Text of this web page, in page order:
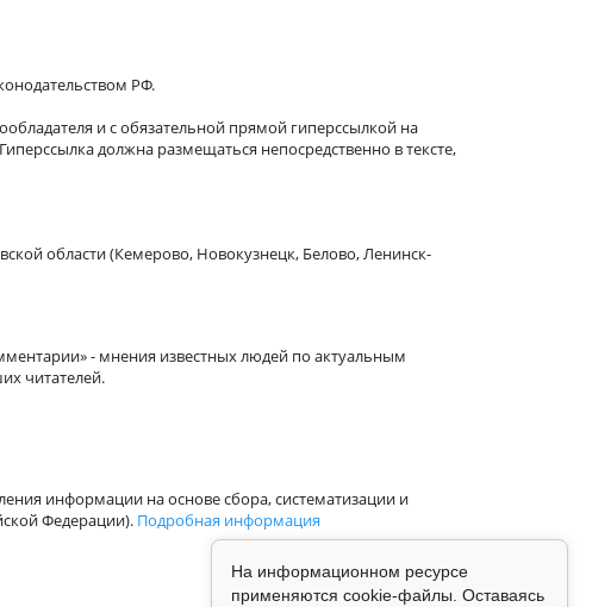
РФ.
и с обязательной прямой гиперссылкой на
должна размещаться непосредственно в тексте,
области (Кемерово, Новокузнецк, Белово, Ленинск-
- мнения известных людей по актуальным
читателей.
информации на основе сбора, систематизации и
Федерации). Подробная информация
На информационном ресурсе
применяются cookie-файлы. Оставаясь